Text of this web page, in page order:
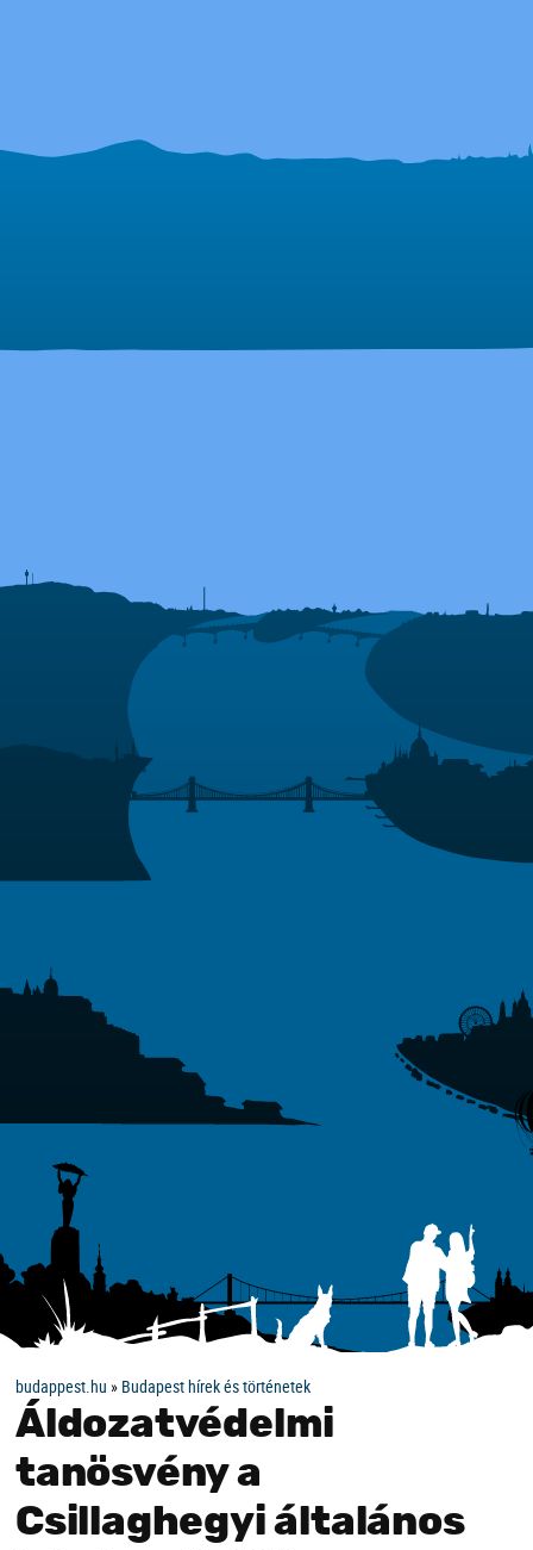
budappest.hu » Budapest hírek és történetek
Áldozatvédelmi
tanösvény a
Csillaghegyi általános